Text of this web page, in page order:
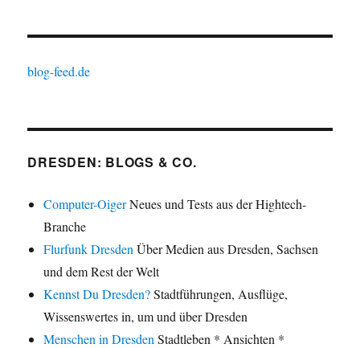
blog-feed.de
DRESDEN: BLOGS & CO.
Computer-OigerNeues und Tests aus der Hightech-
Branche
Flurfunk Dresden Über Medien aus Dresden, Sachsen
und dem Rest der Welt
Kennst Du Dresden?Stadtführungen, Ausflüge,
Wissenswertes in, um und über Dresden
Menschen in Dresden Stadtleben * Ansichten *